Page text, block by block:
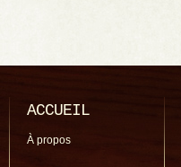
ACCUEIL
À propos